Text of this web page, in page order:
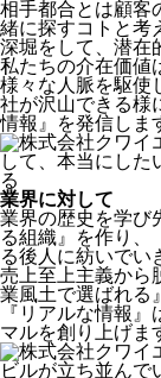
相手都合とは顧客
緒に探すコトと考
深堀をして、潜在
私たちの介在価値
様々な人脈を駆使
社が沢山できる様
情報』を発信しま
業界に対して
業界の歴史を学び
る組織』を作り、
る後人に紡いでい
売上至上主義から
業風土で選ばれる
『リアルな情報
マルを創り上げま